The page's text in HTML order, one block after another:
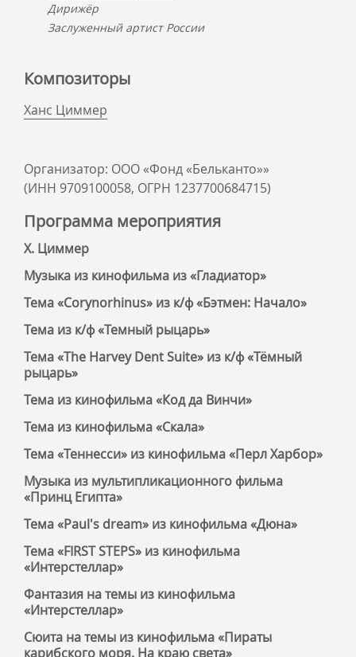
Дирижёр
Заслуженный артист России
Композиторы
Ханс Циммер
Организатор: ООО «Фонд «Бельканто»»
(ИНН 9709100058, ОГРН 1237700684715)
Программа мероприятия
Х. Циммер
Музыка из кинофильма из «Гладиатор»
Тема «Corynorhinus» из к/ф «Бэтмен: Начало»
Тема из к/ф «Темный рыцарь»
Тема «The Harvey Dent Suite» из к/ф «Тёмный
рыцарь»
Тема из кинофильма «Код да Винчи»
Тема из кинофильма «Скала»
Тема «Теннесси» из кинофильма «Перл Харбор»
Музыка из мультипликационного фильма
«Принц Египта»
Тема «Paul's dream» из кинофильма «Дюна»
Тема «FIRST STEPS» из кинофильма
«Интерстеллар»
Фантазия на темы из кинофильма
«Интерстеллар»
Сюита на темы из кинофильма «Пираты
карибского моря. На краю света»